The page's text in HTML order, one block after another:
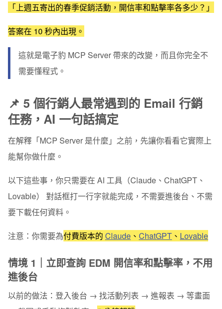
🤖 電子豹 MCP Server 是什麼？一個比喻就懂
📋 電子豹 MCP Server 支援哪些 Email 行銷功能？
🛠️ 如何安裝電子豹 MCP Server？4 步驟完成設定
設定完成後，先試試這 3 句 AI 指令
延伸閱讀
「上週五寄出的春季促銷活動，開信率和點擊率各多少？」
答案在 10 秒內出現。
這就是電子豹 MCP Server 帶來的改變，而且你完全不
需要懂程式。
📌 5 個行銷人最常遇到的 Email 行銷
任務，AI 一句話搞定
在解釋「MCP Server 是什麼」之前，先讓你看看它實際上
能幫你做什麼。
以下這些事，你只需要在 AI 工具（Claude、ChatGPT、
Lovable） 對話框打一行字就能完成，不需要進後台、不需
要下載任何資料。
注意：你需要為付費版本的 Claude 、 ChatGPT 、 Lovable
情境 1｜立即查詢 EDM 開信率和點擊率，不用
進後台
以前的做法： 登入後台 → 找活動列表 → 進報表 → 等畫面